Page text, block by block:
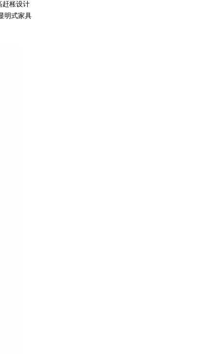
赶枨设计
明式家具